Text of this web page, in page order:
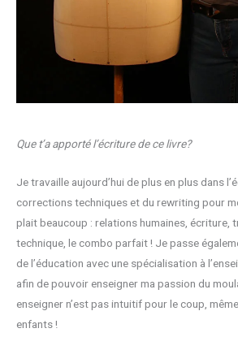
Que t’a apporté l’écriture de ce livre?
Je travaille aujourd’hui de plus en plus dans
corrections techniques et du rewriting pour
plait beaucoup : relations humaines, écriture,
technique, le combo parfait ! Je passe
de l’éducation avec une spécialisation à
afin de pouvoir enseigner ma passion du
enseigner n’est pas intuitif pour le coup,
enfants !